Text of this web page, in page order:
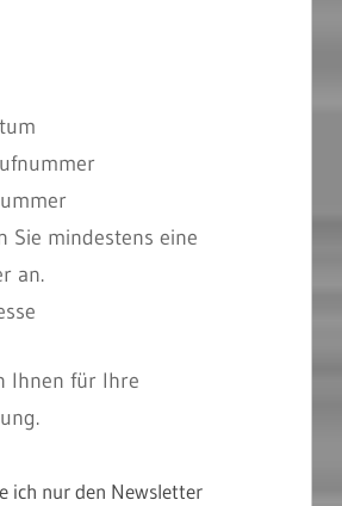
Sie mindestens eine
an.
Ihnen für Ihre
ich nur den Newsletter